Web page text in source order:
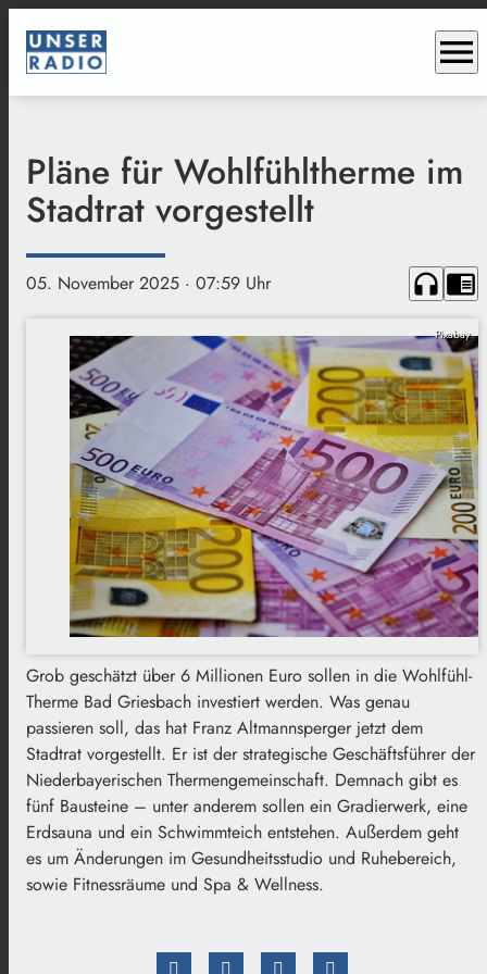
menu
Pläne für Wohlfühltherme im
Stadtrat vorgestellt
05. November 2025 · 07:59 Uhr headphones chrome_reader_mode
Pixabay
Grob geschätzt über 6 Millionen Euro sollen in die Wohlfühl-
Therme Bad Griesbach investiert werden. Was genau
passieren soll, das hat Franz Altmannsperger jetzt dem
Stadtrat vorgestellt. Er ist der strategische Geschäftsführer der
Niederbayerischen Thermengemeinschaft. Demnach gibt es
fünf Bausteine – unter anderem sollen ein Gradierwerk, eine
Erdsauna und ein Schwimmteich entstehen. Außerdem geht
es um Änderungen im Gesundheitsstudio und Ruhebereich,
sowie Fitnessräume und Spa & Wellness.